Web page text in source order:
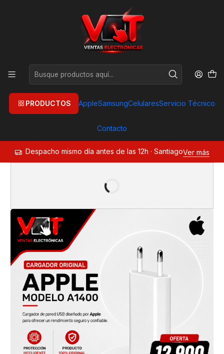
PRODUCTOS AppleSamsungCelularesServicio Técnico
Contacto
Despacho mismo día antes de las 12h · SantiagoVer más